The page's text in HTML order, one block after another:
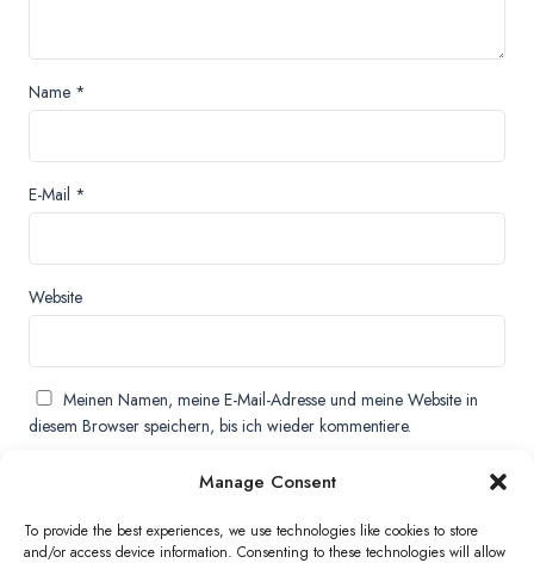
Manage Consent
To provide the best experiences, we use technologies like cookies to store
and/or access device information. Consenting to these technologies will allow
Name *
E-Mail *
Website
Meinen Namen, meine E-Mail-Adresse und meine Website in
diesem Browser speichern, bis ich wieder kommentiere.